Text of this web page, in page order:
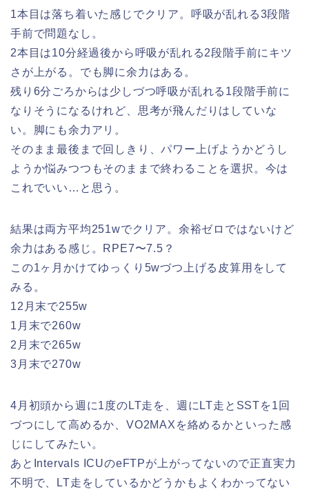
1本目は落ち着いた感じでクリア。呼吸が乱れる3段階
手前で問題なし。
2本目は10分経過後から呼吸が乱れる2段階手前にキツ
さが上がる。でも脚に余力はある。
残り6分ごろからは少しづつ呼吸が乱れる1段階手前に
なりそうになるけれど、思考が飛んだりはしていな
い。脚にも余力アリ。
そのまま最後まで回しきり、パワー上げようかどうし
ようか悩みつつもそのままで終わることを選択。今は
これでいい…と思う。
結果は両方平均251wでクリア。余裕ゼロではないけど
余力はある感じ。RPE7〜7.5？
この1ヶ月かけてゆっくり5wづつ上げる皮算用をして
みる。
12月末で255w
1月末で260w
2月末で265w
3月末で270w
4月初頭から週に1度のLT走を、週にLT走とSSTを1回
づつにして高めるか、VO2MAXを絡めるかといった感
じにしてみたい。
あとIntervals ICUのeFTPが上がってないので正直実力
不明で、LT走をしているかどうかもよくわかってない